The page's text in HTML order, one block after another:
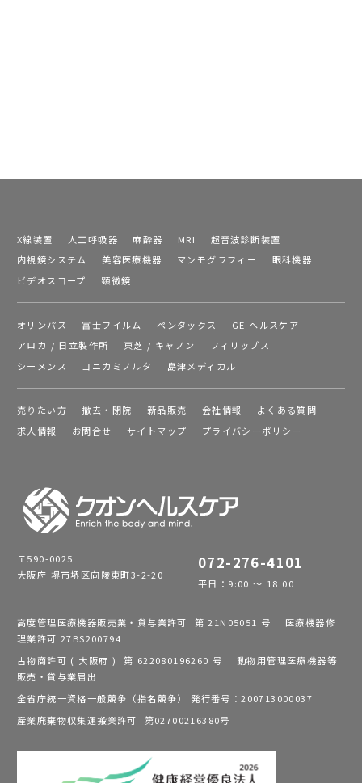
X線装置 人工呼吸器 麻酔器 MRI
超音波診断装置
内視鏡システム
美容医療機器 マンモグラフィー
眼科機器
ビデオスコープ
顕微鏡
オリンパス 富士フイルム ペンタックス
GE ヘルスケア
アロカ / 日立製作所
東芝 / キャノン
フィリップス
シーメンス
コニカミノルタ 島津メディカル
売りたい方 撤去・閉院 新品販売 会社情報
よくある質問
求人情報
お問合せ サイトマップ プライバシーポリシー
〒590-0025
大阪府 堺市堺区向陵東町3-2-20
072-276-4101
平日：9:00 ～ 18:00
高度管理医療機器販売業・貸与業許可 第 21N05051 号 医療機器修
理業許可 27BS200794
古物商許可 ( 大阪府 ) 第 622080196260 号 動物用管理医療機器等
販売・貸与業届出
全省庁統一資格一般競争（指名競争） 発行番号：200713000037
産業廃棄物収集運搬業許可 第02700216380号